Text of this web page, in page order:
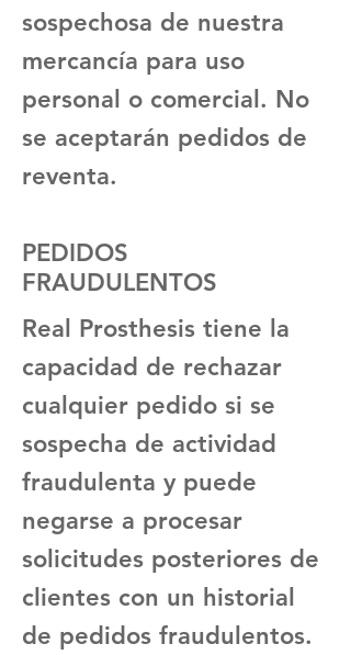
sospechosa de nuestra
mercancía para uso
personal o comercial. No
se aceptarán pedidos de
reventa.
PEDIDOS
FRAUDULENTOS
Real Prosthesis tiene la
capacidad de rechazar
cualquier pedido si se
sospecha de actividad
fraudulenta y puede
negarse a procesar
solicitudes posteriores de
clientes con un historial
de pedidos fraudulentos.